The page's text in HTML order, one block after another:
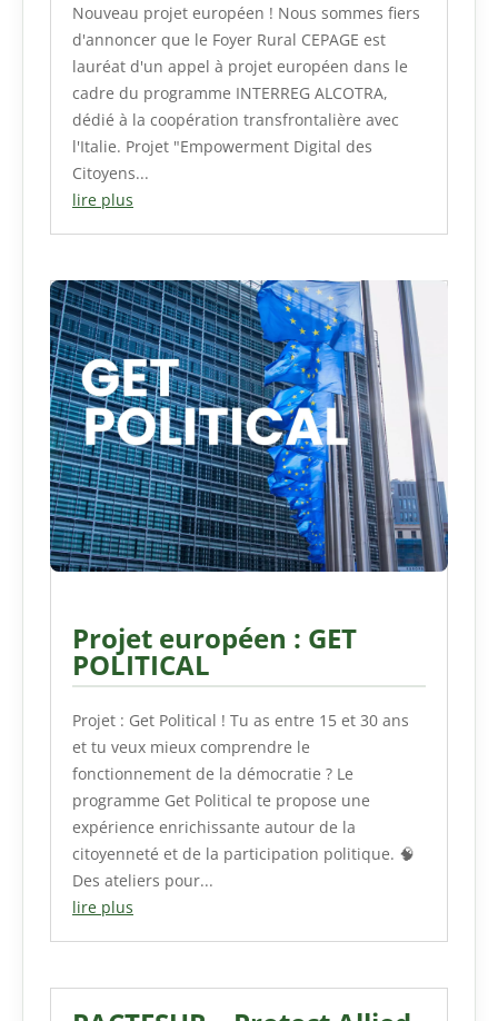
Nouveau projet européen ! Nous sommes fiers
d'annoncer que le Foyer Rural CEPAGE est
lauréat d'un appel à projet européen dans le
cadre du programme INTERREG ALCOTRA,
dédié à la coopération transfrontalière avec
l'Italie. Projet "Empowerment Digital des
Citoyens...
lire plus
Projet européen : GET
POLITICAL
Projet : Get Political ! Tu as entre 15 et 30 ans
et tu veux mieux comprendre le
fonctionnement de la démocratie ? Le
programme Get Political te propose une
expérience enrichissante autour de la
citoyenneté et de la participation politique. 🧠
Des ateliers pour...
lire plus